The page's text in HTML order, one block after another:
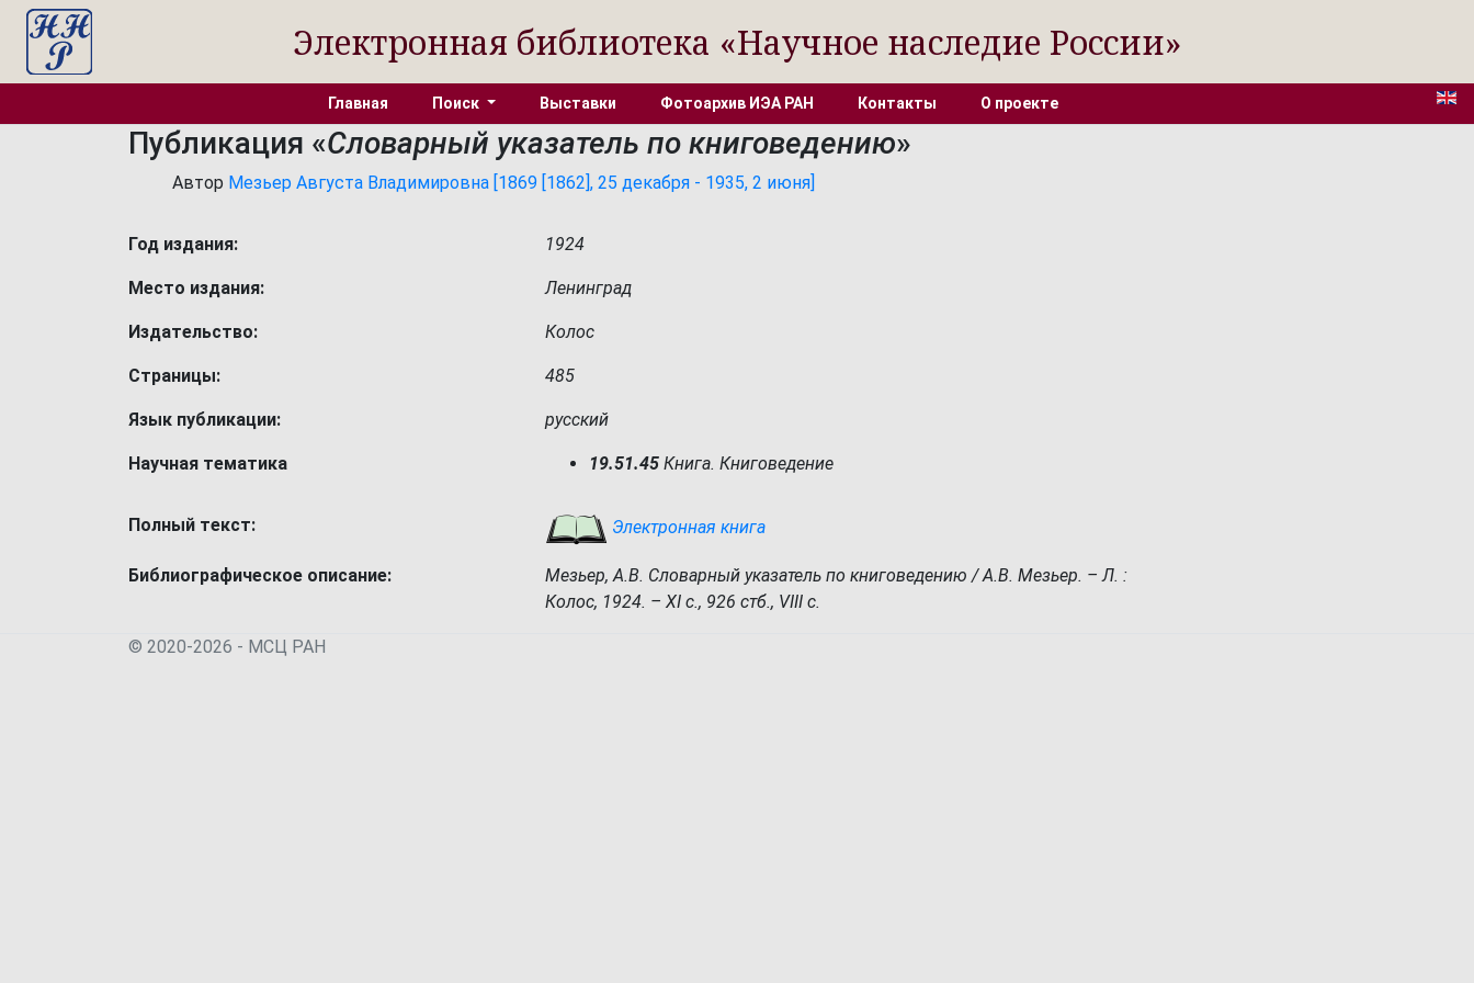
Электронная библиотека «Научное наследие России»
Главная Поиск Выставки Фотоархив ИЭА РАН Контакты О проекте
Публикация «Словарный указатель по книговедению»
Автор Мезьер Августа Владимировна [1869 [1862], 25 декабря - 1935, 2 июня]
Год издания: 1924
Место издания: Ленинград
Издательство: Колос
Страницы: 485
Язык публикации: русский
Научная тематика 19.51.45 Книга. Книговедение
Полный текст: Электронная книга
Библиографическое описание:
Мезьер, А.В. Словарный указатель по книговедению / А.В. Мезьер. – Л. :
Колос, 1924. – XI с., 926 стб., VIII с.
© 2020-2026 - МСЦ РАН